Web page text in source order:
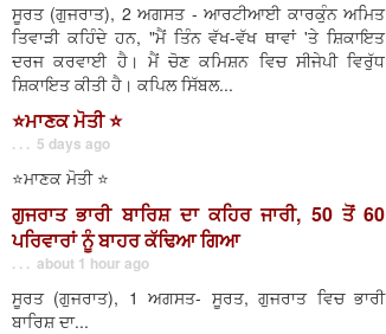
ਸੂਰਤ (ਗੁਜਰਾਤ), 2 ਅਗਸਤ - ਆਰਟੀਆਈ ਕਾਰਕੁੰਨ ਅਮਿਤ
ਤਿਵਾੜੀ ਕਹਿੰਦੇ ਹਨ, "ਮੈਂ ਤਿੰਨ ਵੱਖ-ਵੱਖ ਥਾਵਾਂ 'ਤੇ ਸ਼ਿਕਾਇਤ
ਦਰਜ ਕਰਵਾਈ ਹੈ। ਮੈਂ ਚੋਣ ਕਮਿਸ਼ਨ ਵਿਚ ਸੀਜੇਪੀ ਵਿਰੁੱਧ
ਸ਼ਿਕਾਇਤ ਕੀਤੀ ਹੈ। ਕਪਿਲ ਸਿੱਬਲ...
⭐️ਮਾਣਕ ਮੋਤੀ ⭐️
. . . 5 days ago
⭐️ਮਾਣਕ ਮੋਤੀ ⭐️
ਗੁਜਰਾਤ ਭਾਰੀ ਬਾਰਿਸ਼ ਦਾ ਕਹਿਰ ਜਾਰੀ, 50 ਤੋਂ 60
ਪਰਿਵਾਰਾਂ ਨੂੰ ਬਾਹਰ ਕੱਢਿਆ ਗਿਆ
. . . about 1 hour ago
ਸੂਰਤ (ਗੁਜਰਾਤ), 1 ਅਗਸਤ- ਸੂਰਤ, ਗੁਜਰਾਤ ਵਿਚ ਭਾਰੀ
ਬਾਰਿਸ਼ ਦਾ...